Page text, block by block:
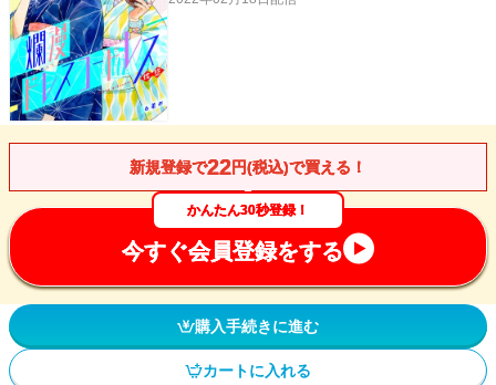
新規登録で22円(税込)で買える！
かんたん30秒登録！
今すぐ会員登録をする
購入手続きに進む
カートに入れる